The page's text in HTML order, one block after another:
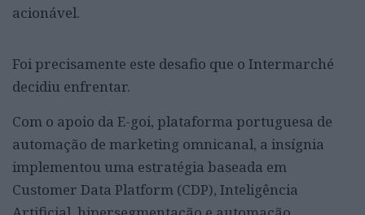
acionável.
Foi precisamente este desafio que o Intermarché
decidiu enfrentar.
Com o apoio da E-goi, plataforma portuguesa de
automação de marketing omnicanal, a insígnia
implementou uma estratégia baseada em
Customer Data Platform (CDP), Inteligência